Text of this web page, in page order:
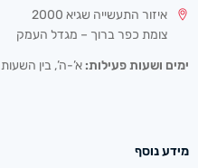
איזור התעשייה שגיא 2000
צומת כפר ברוך – מגדל העמק
ימים ושעות פעילות: א’-ה’, בין השעות 08:30-16:30
מידע נוסף